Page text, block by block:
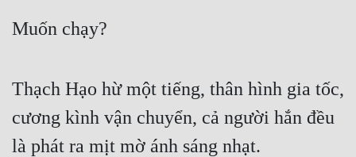
Truyện Nam
Vô Địch Lưu
Xây Dựng Thế Lực
Muốn chạy?
Thạch Hạo hừ một tiếng, thân hình gia tốc,
cương kình vận chuyển, cả người hắn đều
là phát ra mịt mờ ánh sáng nhạt.